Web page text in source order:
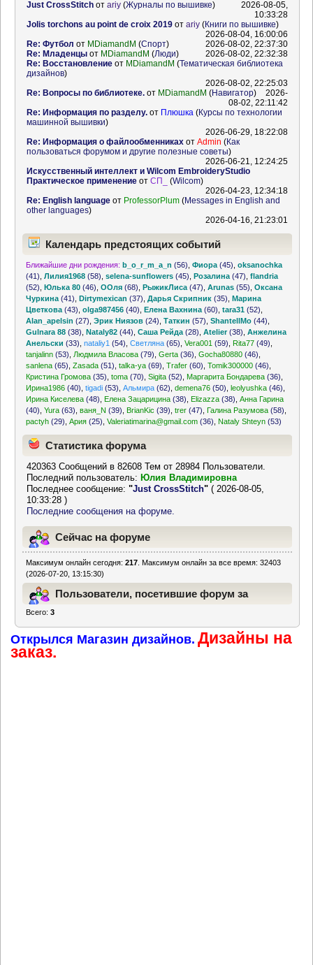
Just CrossStitchот ariy(Журналы по вышивке)
2026-08-05,
10:33:28
Jolis torchons au point de croix 2019от ariy(Книги по вышивке)
2026-08-04, 16:00:06
Re: Футбол от MDiamandM (Спорт)
2026-08-02, 22:37:30
Re: Младенцыот MDiamandM (Люди)
2026-08-02, 22:32:38
Re: Восстановлениеот MDiamandM (Тематическая библиотека
дизайнов)
2026-08-02, 22:25:03
Re: Вопросы по библиотеке.от MDiamandM (Навигатор)
2026-
08-02, 22:11:42
Re: Информация по разделу.от Плюшка (Курсы по технологии
машинной вышивки)
2026-06-29, 18:22:08
Re: Информация о файлообменникахот Admin (Как
пользоваться форумом и другие полезные советы)
2026-06-21, 12:24:25
Искусственный интеллект и Wilcom EmbroideryStudio
Практическое применениеот СП_ (Wilcom)
2026-04-23, 12:34:18
Re: English languageот ProfessorPlum(Messages in English and
other languages)
2026-04-16, 21:23:01
Календарь предстоящих событий
Ближайшие дни рождения: b_o_r_m_a_n (56) ,Фиора (45) ,oksanochka
(41) ,Лилия1968 (58) ,selena-sunflowers (45) ,Розалина (47) ,flandria
(52) ,Юлька 80 (46) ,ООля (68) ,РыжикЛиса (47) ,Arunas (55) ,Оксана
Чуркина (41) ,Dirtymexican (37) ,Дарья Скрипник (35) ,Марина
Цветкова (43) ,olga987456 (40) ,Елена Вахнина (60) ,tara31 (52)
Alan_apelsin (27) ,Эрик Ниязов (24) ,Таткин (57) ,ShantellMo (44)
Gulnara 88 (38) ,Nataly82 (44) ,Саша Рейда (28) ,Atelier(38) ,Анжелина
Анельски (33) ,nataliy1 (54) ,Светляна (65) ,Vera001 (59) Rita77 (49)
tanjalinn (53) Людмила Власова (79) ,Gerta (36) ,Gocha80880 (46)
sanlena (65) ,Zasada (51) ,talka-ya (69) ,Trafer (60) ,Tomik300000 (46)
Кристина Громова (35) ,toma (70) ,Sigita (52) Маргарита Бондарева (36)
Ирина1986 (40) ,tigadi (53) ,Альмира (62) ,demena76 (50) ,leolyushka (46)
Ирина Киселева (48) Елена Зацарицина (38) Elizazza (38) ,Анна Гарина
(40) ,Yura (63) ,ваня_N (39) BrianKic (39) ,trer (47) Галина Разумова (58)
pactyh (29) ,Ария (25) ,Valeriatimarina@gmail.com (36) Nataly Shteyn (53)
Статистика форума
420363 Сообщений в 82608 Тем от 28984 Пользователи.
Последний пользователь: Юлия Владимировна
Последнее сообщение:"Just CrossStitch" ( 2026-08-05,
10:33:28 )
Последние сообщения на форуме.
Сейчас на форуме
Максимум онлайн сегодня:217 . Максимум онлайн за все время: 32403
(2026-07-20, 13:15:30)
Пользователи, посетившие форум за
Всего:3
Открылся Магазин дизайнов. Дизайны на
заказ.